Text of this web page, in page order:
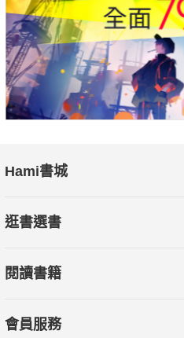
Hami書城
逛書選書
閱讀書籍
會員服務